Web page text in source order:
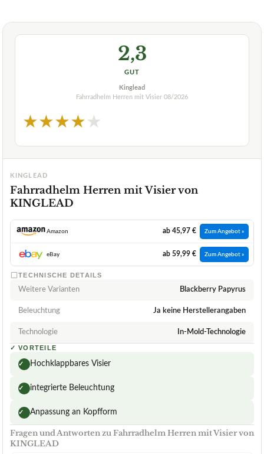
2,3
GUT
Kinglead
Fahrradhelm Herren mit Visier 08/2026
★★★★★
KINGLEAD
Fahrradhelm Herren mit Visier von
KINGLEAD
Amazon ab 45,97 € Zum Angebot »
eBay ab 59,99 € Zum Angebot »
TECHNISCHE DETAILS
Weitere Varianten Blackberry Papyrus
Beleuchtung Ja keine Herstellerangaben
Technologie In-Mold-Technologie
✓ VORTEILE
✓ Hochklappbares Visier
✓ integrierte Beleuchtung
✓ Anpassung an Kopfform
Fragen und Antworten zu Fahrradhelm Herren mit Visier von
KINGLEAD